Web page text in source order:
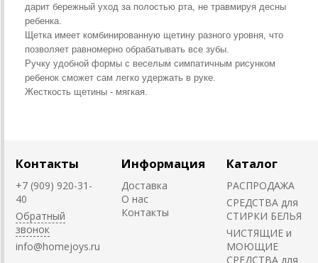
дарит бережный уход за полостью рта, не травмируя десны
ребенка.
Щетка имеет комбинированную щетину разного уровня, что
позволяет равномерно обрабатывать все зубы.
Ручку удобной формы с веселым симпатичным рисунком
ребенок сможет сам легко удержать в руке.
Жесткость щетины - мягкая.
Контакты
+7 (909) 920-31-
40
Обратный
звонок
info@homejoys.ru
Информация
Доставка
О нас
Контакты
Каталог
РАСПРОДАЖА
СРЕДСТВА для
СТИРКИ БЕЛЬЯ
ЧИСТЯЩИЕ и
МОЮЩИЕ
СРЕДСТВА для